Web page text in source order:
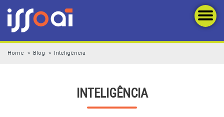
Home Blog Inteligência
INTELIGÊNCIA